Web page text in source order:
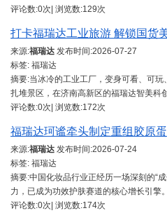
评论数:0次| 浏览数:129次
打卡福瑞达工业旅游 解锁国货
来源:福瑞达 发布时间:2026-07-27
标签: 福瑞达
摘要:当冰冷的工业工厂，变身可看、可
扎堆景区，在济南高新区的福瑞达智美科
评论数:0次| 浏览数:172次
福瑞达珂谧牵头制定重组胶原
来源:福瑞达 发布时间:2026-07-24
标签: 福瑞达
摘要:中国化妆品行业正经历一场深刻的“
力，已成为功效护肤赛道的核心增长引擎
评论数:0次| 浏览数:174次